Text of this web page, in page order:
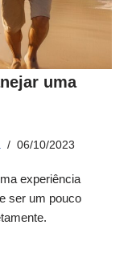
uma
06/10/2023
experiência
ser um pouco